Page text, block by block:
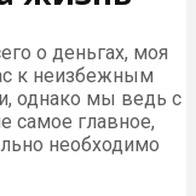
о деньгах, моя
к неизбежным
однако мы ведь с
самое главное,
необходимо